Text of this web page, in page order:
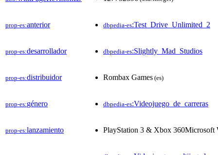
prop-es:anterior dbpedia-es:Test_Drive_Unlimited_2
prop-es:desarrollador dbpedia-es:Slightly_Mad_Studios
prop-es:distribuidor Rombax Games (es)
prop-es:género dbpedia-es:Videojuego_de_carreras
prop-es:lanzamiento PlayStation 3 & Xbox 360Microsoft